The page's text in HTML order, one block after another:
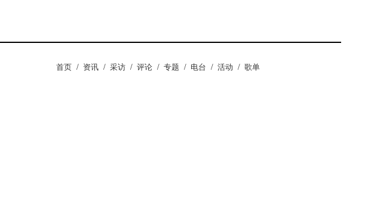
首页 / 资讯 / 采访 / 评论 / 专题 / 电台 / 活动 / 歌单